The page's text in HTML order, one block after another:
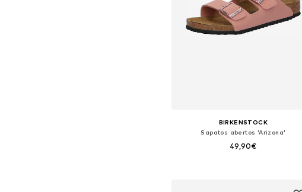
BIRKENSTOCK
Sapatos abertos 'Arizona'
49,90€